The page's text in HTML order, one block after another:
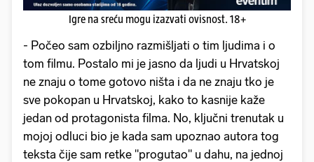
Igre na sreću mogu izazvati ovisnost. 18+
- Počeo sam ozbiljno razmišljati o tim ljudima i o
tom filmu. Postalo mi je jasno da ljudi u Hrvatskoj
ne znaju o tome gotovo ništa i da ne znaju tko je
sve pokopan u Hrvatskoj, kako to kasnije kaže
jedan od protagonista filma. No, ključni trenutak u
mojoj odluci bio je kada sam upoznao autora tog
teksta čije sam retke "progutao" u dahu, na jednoj